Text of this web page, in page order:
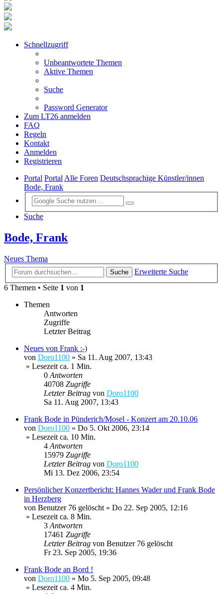
Schnellzugriff
Unbeantwortete Themen
Aktive Themen
Suche
Password Generator
Zum LT26 anmelden
FAQ
Regeln
Kontakt
Anmelden
Registrieren
Portal PortalAlle Foren Deutschsprachige Künstler/innen
Bode, Frank
Suche
Bode, Frank
Neues Thema
Suche
Erweiterte Suche
6 Themen • Seite 1 von 1
Themen
Antworten
Zugriffe
Letzter Beitrag
Neues von Frank :-)
von Doro1100 » Sa 11. Aug 2007, 13:43
» Lesezeit ca. 1 Min.
0Antworten
40708 Zugriffe
Letzter Beitrag von Doro1100
Sa 11. Aug 2007, 13:43
Frank Bode in Pünderich/Mosel - Konzert am 20.10.06
von Doro1100 » Do 5. Okt 2006, 23:14
» Lesezeit ca. 10 Min.
4Antworten
15979 Zugriffe
Letzter Beitrag von Doro1100
Mi 13. Dez 2006, 23:54
Persönlicher Konzertbericht: Hannes Wader und Frank Bode
in Herzberg
von Benutzer 76 gelöscht» Do 22. Sep 2005, 12:16
» Lesezeit ca. 8 Min.
3Antworten
17461 Zugriffe
Letzter Beitrag von Benutzer 76 gelöscht
Fr 23. Sep 2005, 19:36
Frank Bode an Bord !
von Doro1100 » Mo 5. Sep 2005, 09:48
» Lesezeit ca. 4 Min.